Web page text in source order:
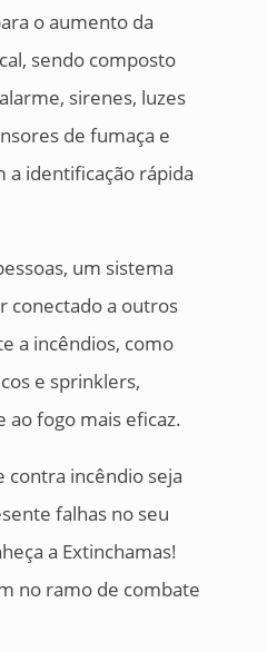
o aumento da
sendo composto
sirenes, luzes
de fumaça e
identificação rápida
um sistema
conectado a outros
a incêndios, como
e sprinklers,
fogo mais eficaz.
contra incêndio seja
falhas no seu
a Extinchamas!
no ramo de combate